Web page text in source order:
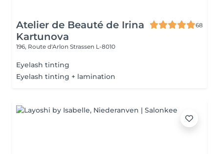
Atelier de Beauté de Irina
Kartunova
68
196, Route d'Arlon Strassen L-8010
Eyelash tinting
Eyelash tinting + lamination